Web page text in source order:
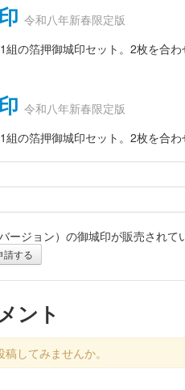
令和八年新春限定版
の箔押御城印セット。2枚を合わ
令和八年新春限定版
の箔押御城印セット。2枚を合わ
令和八年新春限定版
） 御城印
城） 御城印
ージョン）の御城印が販売され
請する
ント
してみませんか。